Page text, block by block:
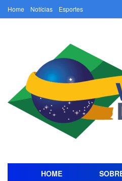
Home Notícias Esportes
HOME